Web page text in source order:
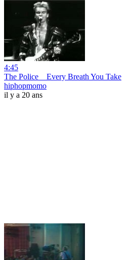
4:45
The Police _ Every Breath You Take
hiphopmomo
il y a 20 ans